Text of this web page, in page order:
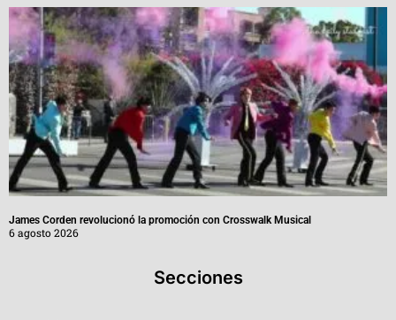
James Corden revolucionó la promoción con Crosswalk Musical
6 agosto 2026
Secciones